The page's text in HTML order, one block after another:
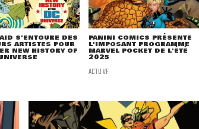
S'ENTOURE DES
ARTISTES POUR
NEW HISTORY OF
PANINI COMICS PRÉSENTE
L'IMPOSANT PROGRAMME
MARVEL POCKET DE L'ÉTÉ
2025
ACTU VF